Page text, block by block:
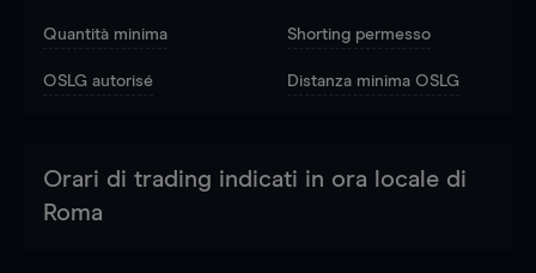
Quantità minima Shorting permesso
OSLG autorisé Distanza minima OSLG
Orari di trading indicati in ora locale di
Roma